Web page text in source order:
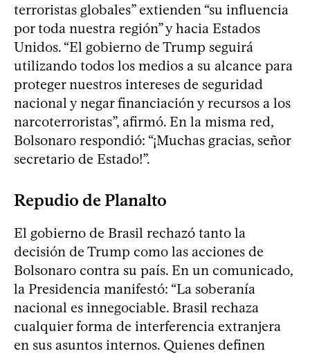
terroristas globales” extienden “su influencia
por toda nuestra región” y hacia Estados
Unidos. “El gobierno de Trump seguirá
utilizando todos los medios a su alcance para
proteger nuestros intereses de seguridad
nacional y negar financiación y recursos a los
narcoterroristas”, afirmó. En la misma red,
Bolsonaro respondió: “¡Muchas gracias, señor
secretario de Estado!”.
Repudio de Planalto
El gobierno de Brasil rechazó tanto la
decisión de Trump como las acciones de
Bolsonaro contra su país. En un comunicado,
la Presidencia manifestó: “La soberanía
nacional es innegociable. Brasil rechaza
cualquier forma de interferencia extranjera
en sus asuntos internos. Quienes definen